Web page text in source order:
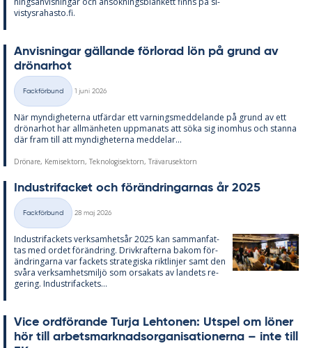
vis­tys­ra­has­to.fi.
An­vis­ning­ar gäl­lan­de för­lo­rad lön på grund av
drö­nar­hot
Kategorier
Fackförbund
1 juni 2026
När myn­dig­he­ter­na ut­fär­dar ett var­nings­med­de­lan­de på grund av ett
drö­nar­hot har all­män­he­ten upp­ma­na­ts att söka sig in­om­hus och stan­na
där fram till att myn­dig­he­ter­na med­de­lar...
Drönare, Kemisektorn, Teknologisektorn, Trävarusektorn
In­du­stri­fac­ket och för­änd­ring­ar­nas år 2025
Kategorier
Fackförbund
28 maj 2026
In­du­stri­fac­kets verk­sam­hets­år 2025 kan sam­man­fat­
tas med or­det för­änd­ring. Driv­kraf­ter­na bakom för­
änd­ring­ar­na var fac­kets stra­te­gis­ka rikt­lin­jer samt den
svå­ra verk­sam­hets­miljö som or­sa­ka­ts av lan­dets re­
ge­ring. In­du­stri­fac­kets...
Vice ord­fö­ran­de Turja Lehto­nen: Ut­spel om lö­ner
hör till ar­bets­mark­nads­or­ga­ni­sa­tio­ner­na – inte till